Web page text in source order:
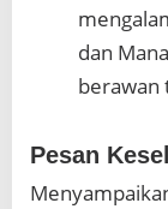
dan
berawan
Pesan